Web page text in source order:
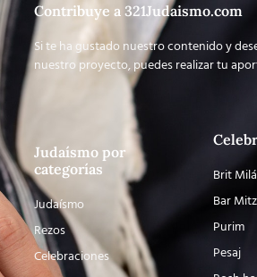
Contribuye a 321Judaismo.com
Si te ha gustado nuestro contenido y
nuestro proyecto, puedes realizar tu
Judaísmo por
categorías
Judaísmo
Rezos
Celebraciones
Brit Milá
Bar
Purim
Pesaj